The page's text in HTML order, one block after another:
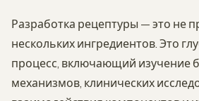
Разработка рецептуры — это не
нескольких ингредиентов. Это
процесс, включающий изучение
механизмов, клинических